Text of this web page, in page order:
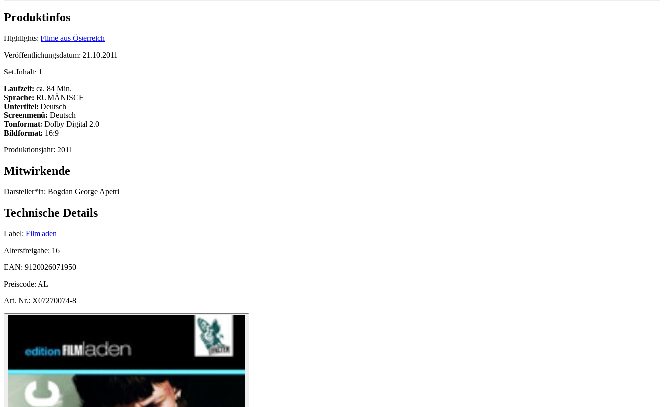
Produktinfos
Highlights: Filme aus Österreich
Veröffentlichungsdatum: 21.10.2011
Set-Inhalt: 1
Laufzeit: ca. 84 Min.
Sprache: RUMÄNISCH
Untertitel: Deutsch
Screenmenü: Deutsch
Tonformat: Dolby Digital 2.0
Bildformat: 16:9
Produktionsjahr: 2011
Mitwirkende
Darsteller*in: Bogdan George Apetri
Technische Details
Label: Filmladen
Altersfreigabe: 16
EAN: 9120026071950
Preiscode: AL
Art. Nr.: X07270074-8